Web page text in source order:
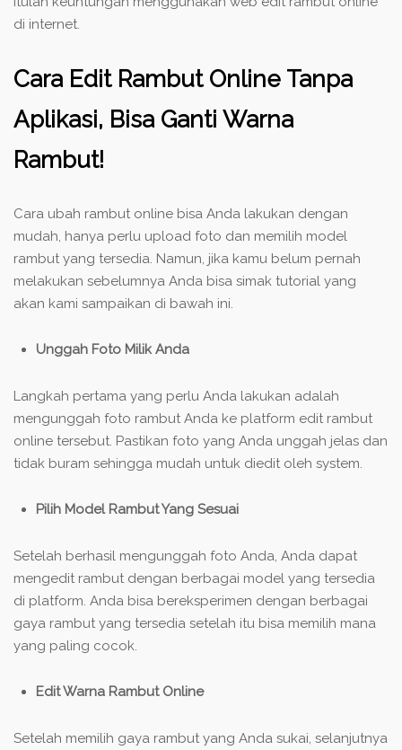
di internet.
Cara Edit Rambut Online Tanpa
Aplikasi, Bisa Ganti Warna
Rambut!
Cara ubah rambut online bisa Anda lakukan dengan
mudah, hanya perlu upload foto dan memilih model
rambut yang tersedia. Namun, jika kamu belum pernah
melakukan sebelumnya Anda bisa simak tutorial yang
akan kami sampaikan di bawah ini.
Unggah Foto Milik Anda
Langkah pertama yang perlu Anda lakukan adalah
mengunggah foto rambut Anda ke platform edit rambut
online tersebut. Pastikan foto yang Anda unggah jelas dan
tidak buram sehingga mudah untuk diedit oleh system.
Pilih Model Rambut Yang Sesuai
Setelah berhasil mengunggah foto Anda, Anda dapat
mengedit rambut dengan berbagai model yang tersedia
di platform. Anda bisa bereksperimen dengan berbagai
gaya rambut yang tersedia setelah itu bisa memilih mana
yang paling cocok.
Edit Warna Rambut Online
Setelah memilih gaya rambut yang Anda sukai, selanjutnya